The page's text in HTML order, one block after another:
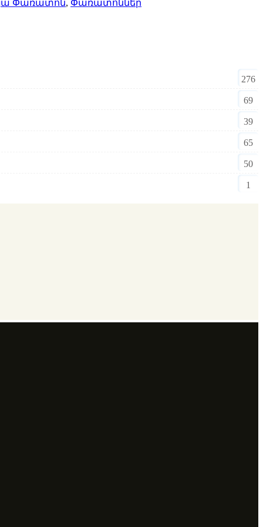
Փառատոն, Փառատոններ
276
69
39
65
50
1